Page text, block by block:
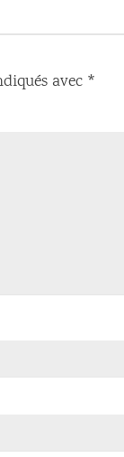
avec *